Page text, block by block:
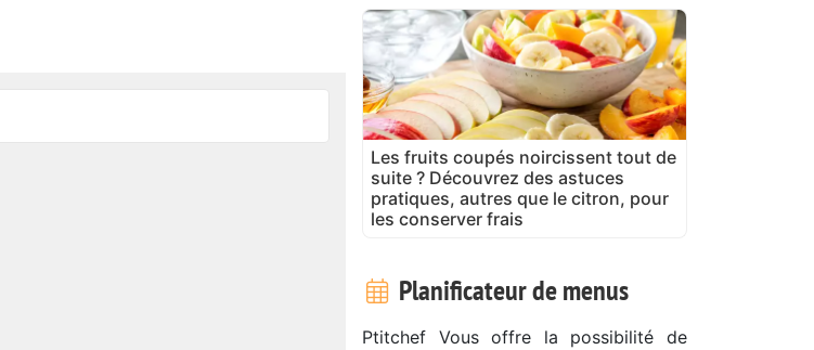
Les fruits coupés noircissent tout de
suite ? Découvrez des astuces
pratiques, autres que le citron, pour
les conserver frais
Planificateur de menus
Ptitchef Vous offre la possibilité de